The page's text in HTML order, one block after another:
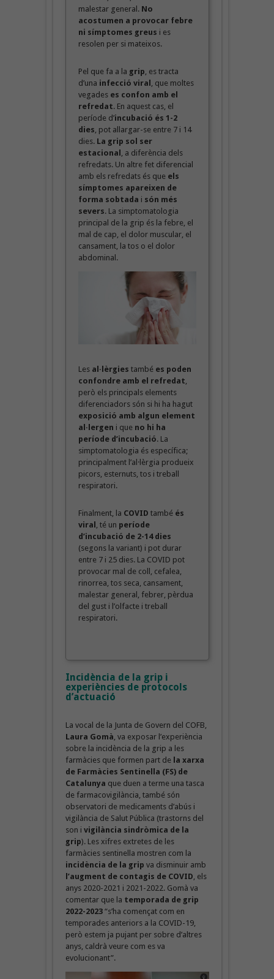
malestar general. No
acostumen a provocar febre
ni símptomes greus i es
resolen per si mateixos.
Pel que fa a la grip, es tracta
d’una infecció viral , que moltes
vegadeses confon amb el
refredat. En aquest cas, el
període d’incubació és 1-2
dies, pot allargar-se entre 7 i 14
dies. La grip sol ser
estacional , a diferència dels
refredats. Un altre fet diferencial
amb els refredats és que els
símptomes apareixen de
forma sobtada i són més
severs. La simptomatologia
principal de la grip és la febre, el
mal de cap, el dolor muscular, el
cansament, la tos o el dolor
abdominal.
Les al·lèrgies també es poden
confondre amb el refredat
però els principals elements
diferenciadors són si hi ha hagut
exposició amb algun element
al·lergen i que no hi ha
període d’incubació. La
simptomatologia és específica;
principalment l’al·lèrgia produeix
picors, esternuts, tos i treball
respiratori.
Finalment, la COVID també és
viral
, té un període
d’incubació de 2-14 dies
(segons la variant) i pot durar
entre 7 i 25 dies. La COVID pot
provocar mal de coll, cefalea,
rinorrea, tos seca, cansament,
malestar general, febrer, pèrdua
del gust i l’olfacte i treball
respiratori.
Incidència de la grip i
experiències de protocols
d’actuació
La vocal de la Junta de Govern del COFB,
Laura Gomà , va exposar l’experiència
sobre la incidència de la grip a les
farmàcies que formen part de la xarxa
de Farmàcies Sentinella (FS) de
Catalunya que duen a terme una tasca
de farmacovigilància, també són
observatori de medicaments d’abús i
vigilància de Salut Pública (trastorns del
son i vigilància sindròmica de la
grip). Les xifres extretes de les
farmàcies sentinella mostren com la
incidència de la grip va disminuir amb
l’augment de contagis de COVID , els
anys 2020-2021 i 2021-2022. Gomà va
comentar que la temporada de grip
2022-2023“s’ha començat com en
temporades anteriors a la COVID-19,
però estem ja pujant per sobre d’altres
anys, caldrà veure com es va
evolucionant”.